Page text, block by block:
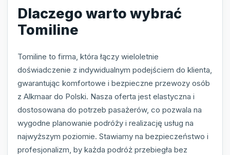
Dlaczego warto wybrać
Tomiline
Tomiline to firma, która łączy wieloletnie
doświadczenie z indywidualnym podejściem do klienta,
gwarantując komfortowe i bezpieczne przewozy osób
z Alkmaar do Polski. Nasza oferta jest elastyczna i
dostosowana do potrzeb pasażerów, co pozwala na
wygodne planowanie podróży i realizację usług na
najwyższym poziomie. Stawiamy na bezpieczeństwo i
profesjonalizm, by każda podróż przebiegła bez